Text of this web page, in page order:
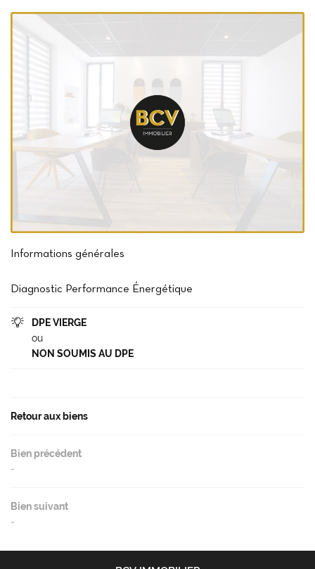
Accueil
Vendre
Actu'
Contact
Informations générales
Diagnostic Performance Énergétique

DPE VIERGE
ou
NON SOUMIS AU DPE
Retour aux biens
Bien précédent
-
Bien suivant
-